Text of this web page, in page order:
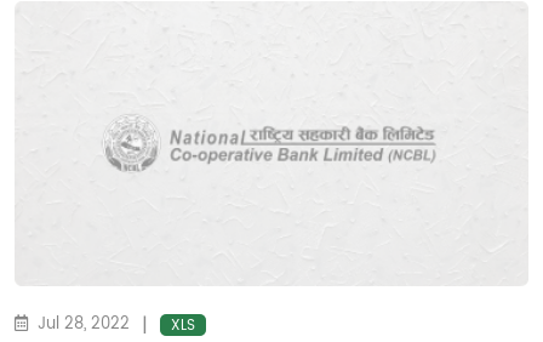
Jul 28, 2022 | XLS